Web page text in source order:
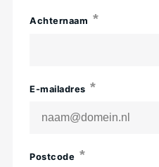
Achternaam
E-mailadres
Postcode